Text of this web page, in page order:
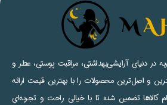
با ۱۵ سال تجربه در دنیای آرایشی‌بهداشتی، مراقبت پوستی، عطر و
و اصل‌ترین محصولات را با بهترین قیمت ارائه
کالاها تضمین شده تا با خیالی راحت و تجربه‌ای